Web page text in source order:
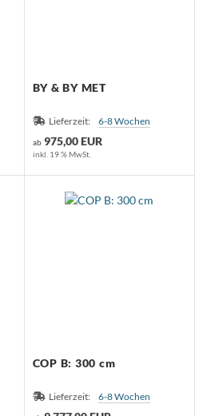
BY & BY MET
Lieferzeit: 6-8 Wochen
ab 975,00 EUR
inkl. 19 % MwSt.
COP B: 300 cm
Lieferzeit: 6-8 Wochen